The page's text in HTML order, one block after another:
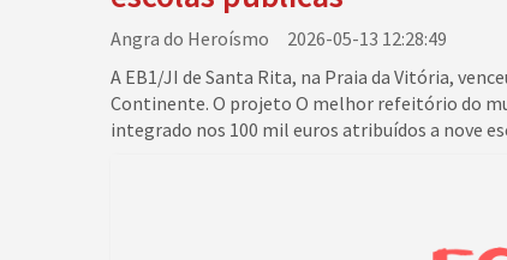
Angra do Heroísmo 2026-05-13 12:28:49
A EB1/JI de Santa Rita, na Praia da Vitória,
Continente. O projeto O melhor refeitório do
integrado nos 100 mil euros atribuídos a nove